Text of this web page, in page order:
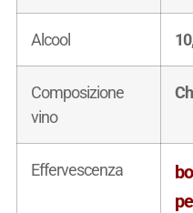
Alcool
Composizione
vino
Effervescenza